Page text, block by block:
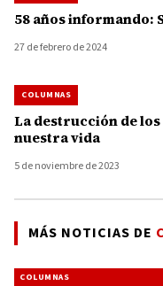
58 años informando:
27 de febrero de 2024
COLUMNAS
La destrucción de
nuestra vida
5 de noviembre de 2023
MÁS NOTICIAS DE
COLUMNAS